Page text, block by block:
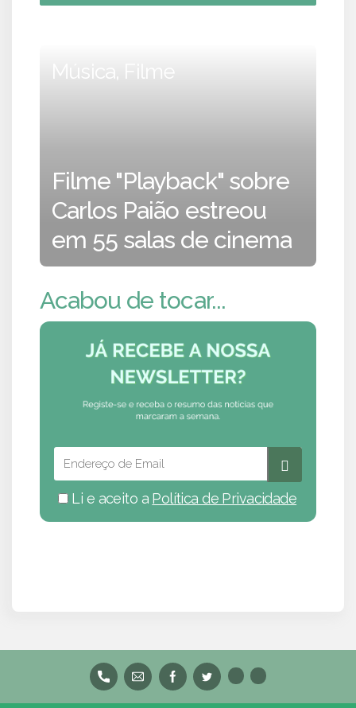
Música, Filme
Filme "Playback" sobre
Carlos Paião estreou
em 55 salas de cinema
Acabou de tocar...
Li e aceito a Política de Privacidade